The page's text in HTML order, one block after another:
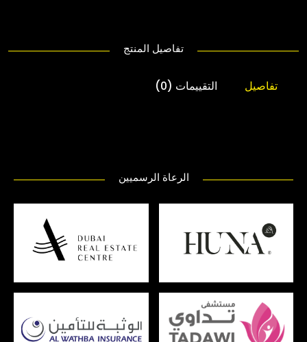
تفاصيل المنتج
تفاصيل التقييمات (0)
الرعاة الرسميين